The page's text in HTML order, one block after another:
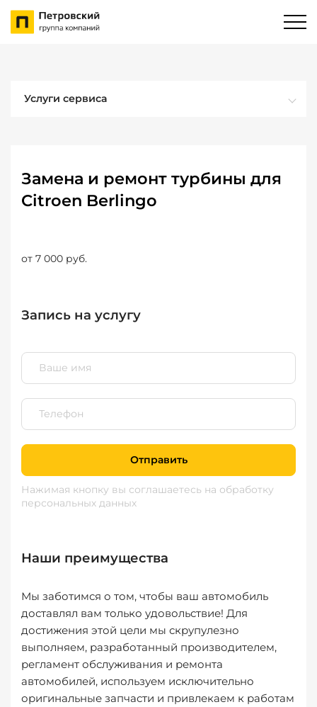
Услуги сервиса
Замена и ремонт турбины для
Citroen Berlingo
от 7 000 руб.
Запись на услугу
Отправить
Нажимая кнопку вы соглашаетесь на обработку
персональных данных
Наши преимущества
Мы заботимся о том, чтобы ваш автомобиль
доставлял вам только удовольствие! Для
достижения этой цели мы скрупулезно
выполняем, разработанный производителем,
регламент обслуживания и ремонта
автомобилей, используем исключительно
оригинальные запчасти и привлекаем к работам